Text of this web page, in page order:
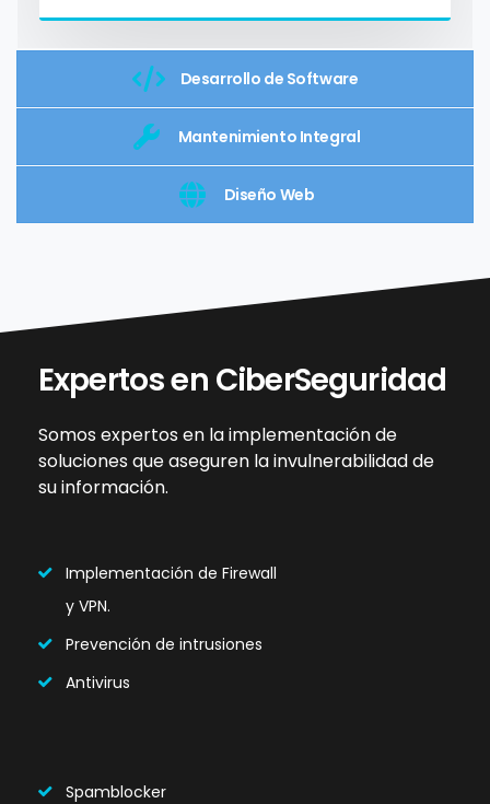
Desarrollo de Software
Mantenimiento Integral
Diseño Web
Expertos en CiberSeguridad
Somos expertos en la implementación de
soluciones que aseguren la invulnerabilidad de
su información.
Implementación de Firewall
y VPN.
Prevención de intrusiones
Antivirus
Spamblocker